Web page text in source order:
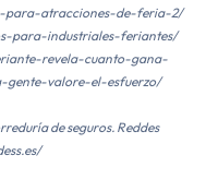
para-atracciones-de-feria-2/
para-industriales-feriantes/
revela-cuanto-gana-
valore-el-esfuerzo/
de seguros. Reddes